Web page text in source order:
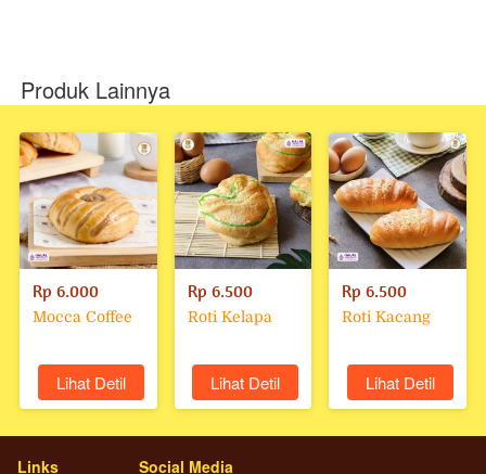
Produk Lainnya
Rp 6.000
Mocca Coffee
`Lihat Detil
Rp 6.500
Roti Kelapa
`Lihat Detil
Rp 6.500
Roti Kacang
`Lihat Detil
Links Social Media